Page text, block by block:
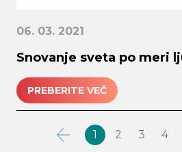
06. 03. 2021
Snovanje sveta po meri
PREBERITE VEČ
1 2 3 4